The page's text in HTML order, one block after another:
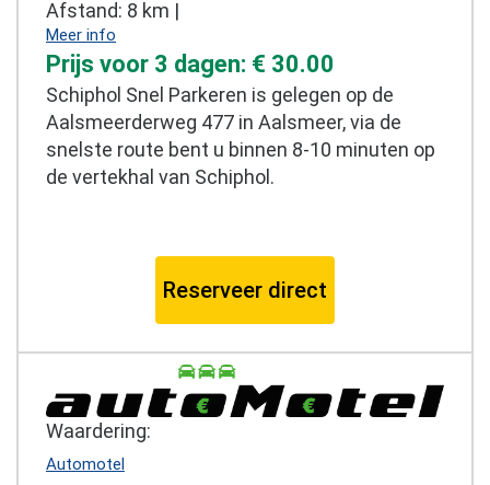
Afstand: 8 km |
Meer info
Prijs voor 3 dagen: € 30.00
Schiphol Snel Parkeren is gelegen op de
Aalsmeerderweg 477 in Aalsmeer, via de
snelste route bent u binnen 8-10 minuten op
de vertekhal van Schiphol.
Reserveer direct
Waardering:
Automotel